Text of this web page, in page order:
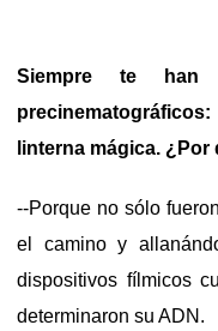
Siempre te han
linterna mágica.
--Porque no sólo
el camino y
dispositivos fílmicos
determinaron su ADN.